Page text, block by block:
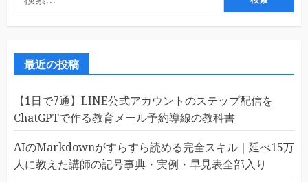
索:
最近の投稿
【1日で7通】LINE公式アカウントのステップ配信を
ChatGPTで作る教育メール予約導線の教科書
AIのMarkdownがすらすら読める完全スキル｜延べ15万
人に教えた講師の記号事典・実例・早見表全部入り